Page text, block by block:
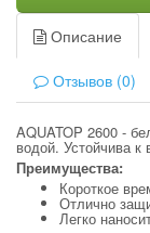
Описание
Отзывов (0)
AQUATOP 2600 -
водой. Устойчива
Преимущества:
Короткое
Отлично
Легко